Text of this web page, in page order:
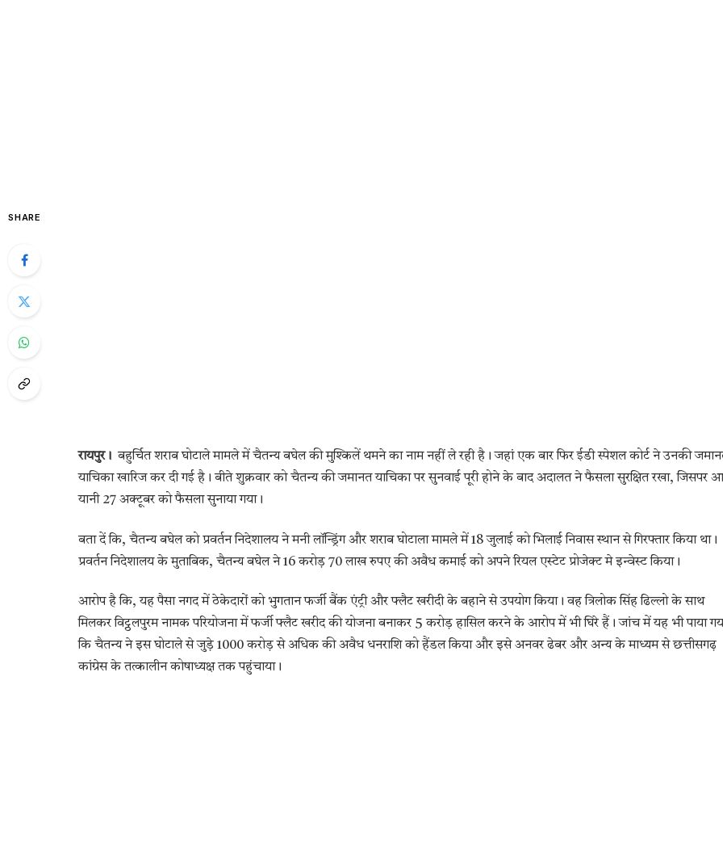
SHARE
रायपुर। बहुर्चित शराब घोटाले मामले में चैतन्य बघेल की मुश्किलें थमने का नाम नहीं ले रही है। जहां एक बार फिर ईडी स्पेशल कोर्ट ने उनकी
याचिका खारिज कर दी गई है। बीते शुक्रवार को चैतन्य की जमानत याचिका पर सुनवाई पूरी होने के बाद अदालत ने फैसला सुरक्षित रखा, जिसपर
यानी 27 अक्टूबर को फैसला सुनाया गया।
बता दें कि, चैतन्य बघेल को प्रवर्तन निदेशालय ने मनी लॉन्ड्रिंग और शराब घोटाला मामले में 18 जुलाई को भिलाई निवास स्थान से गिरफ्तार किया था।
प्रवर्तन निदेशालय के मुताबिक, चैतन्य बघेल ने 16 करोड़ 70 लाख रुपए की अवैध कमाई को अपने रियल एस्टेट प्रोजेक्ट मे इन्वेस्ट किया।
आरोप है कि, यह पैसा नगद में ठेकेदारों को भुगतान फर्जी बैंक एंट्री और फ्लैट खरीदी के बहाने से उपयोग किया। वह त्रिलोक सिंह ढिल्लो के साथ
मिलकर विट्ठलपुरम नामक परियोजना में फर्जी फ्लैट खरीद की योजना बनाकर 5 करोड़ हासिल करने के आरोप में भी घिरे हैं। जांच में यह भी पाया
कि चैतन्य ने इस घोटाले से जुड़े 1000 करोड़ से अधिक की अवैध धनराशि को हैंडल किया और इसे अनवर ढेबर और अन्य के माध्यम से छत्तीसगढ़
कांग्रेस के तत्कालीन कोषाध्यक्ष तक पहुंचाया।